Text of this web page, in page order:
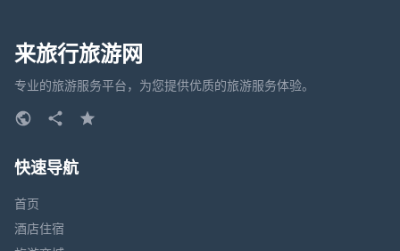
来旅行旅游网
专业的旅游服务平台，为您提供优质的旅游服务体验。
快速导航
首页
酒店住宿